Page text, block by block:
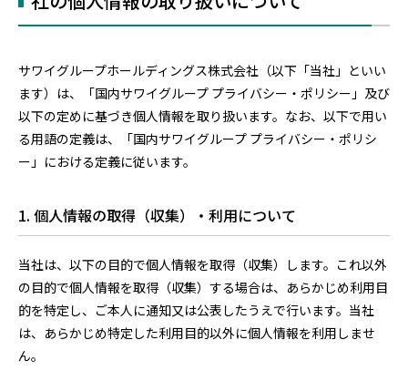
サワイグループホールディングス株式会社（以下「当社」といい
ます）は、「国内サワイグループ プライバシー・ポリシー」及び
以下の定めに基づき個人情報を取り扱います。なお、以下で用い
る用語の定義は、「国内サワイグループ プライバシー・ポリシ
ー」における定義に従います。
1. 個人情報の取得（収集）・利用について
当社は、以下の目的で個人情報を取得（収集）します。これ以外
の目的で個人情報を取得（収集）する場合は、あらかじめ利用目
的を特定し、ご本人に通知又は公表したうえで行います。当社
は、あらかじめ特定した利用目的以外に個人情報を利用しませ
ん。